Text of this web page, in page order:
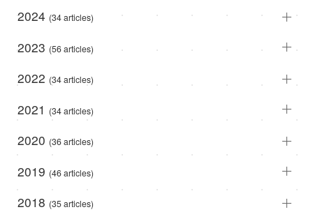
2024 (34 articles)
2023 (56 articles)
2022 (34 articles)
2021 (34 articles)
2020 (36 articles)
2019 (46 articles)
2018 (35 articles)